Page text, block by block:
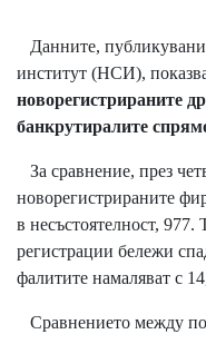
Данните,
институт (НСИ),
новорегистрираните
банкрутиралите
За сравнение, през
новорегистрираните
в несъстоятелност, 977.
регистрации бележи
фалитите намаляват с
Сравнението между